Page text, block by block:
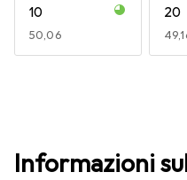
10
EUR
50,06
20
EUR
Informazioni